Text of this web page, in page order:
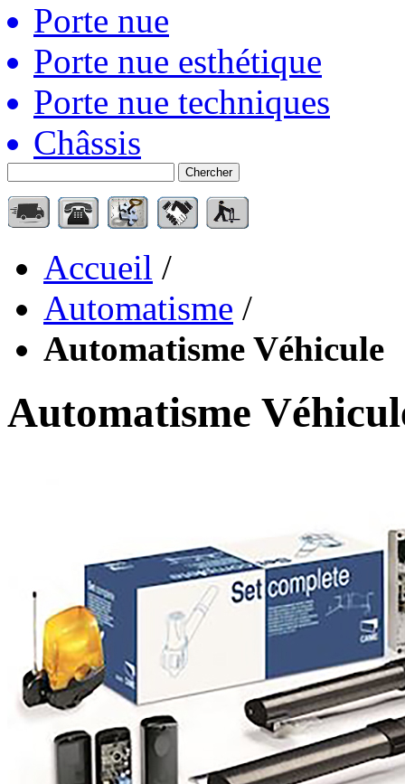
Porte nue
Porte nue esthétique
Porte nue techniques
Châssis
Chercher
Accueil /
Automatisme /
Automatisme Véhicule
Automatisme